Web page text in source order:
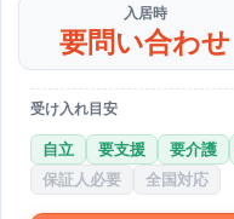
入居時
要問い合わせ
受け入れ目安
自立 要支援 要介護
保証人必要
全国対応